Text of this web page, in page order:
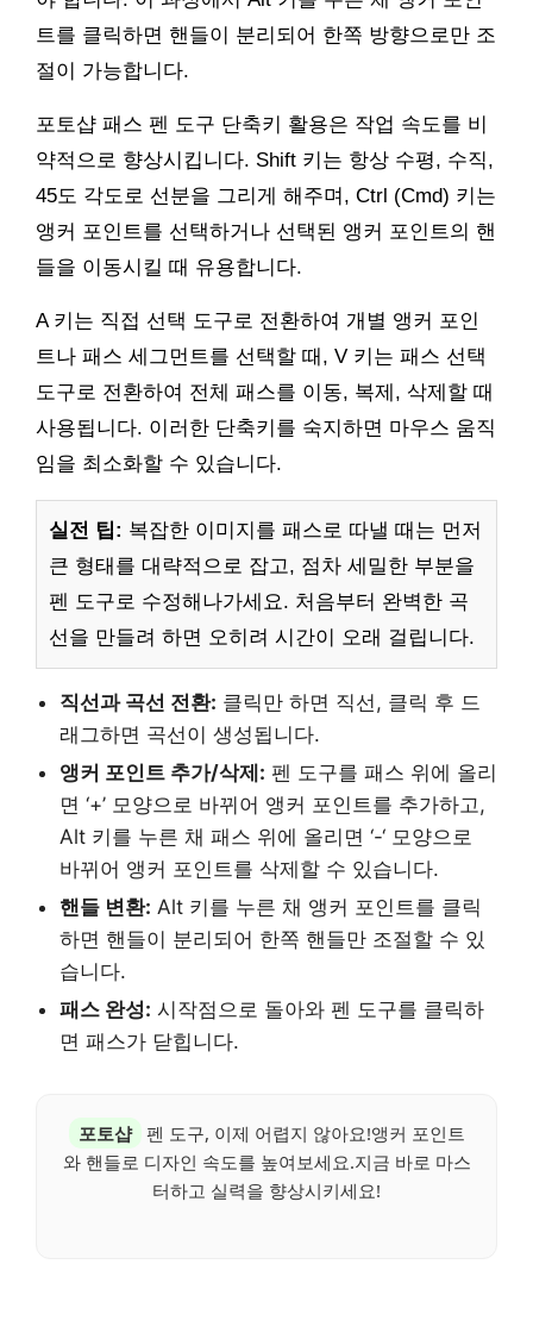
트를 클릭하면 핸들이 분리되어 한쪽 방향으로만 조
절이 가능합니다.
포토샵 패스 펜 도구 단축키 활용은 작업 속도를 비
약적으로 향상시킵니다. Shift 키는 항상 수평, 수직,
45도 각도로 선분을 그리게 해주며, Ctrl (Cmd) 키는
앵커 포인트를 선택하거나 선택된 앵커 포인트의 핸
들을 이동시킬 때 유용합니다.
A 키는 직접 선택 도구로 전환하여 개별 앵커 포인
트나 패스 세그먼트를 선택할 때, V 키는 패스 선택
도구로 전환하여 전체 패스를 이동, 복제, 삭제할 때
사용됩니다. 이러한 단축키를 숙지하면 마우스 움직
임을 최소화할 수 있습니다.
실전 팁: 복잡한 이미지를 패스로 따낼 때는 먼저
큰 형태를 대략적으로 잡고, 점차 세밀한 부분을
펜 도구로 수정해나가세요. 처음부터 완벽한 곡
선을 만들려 하면 오히려 시간이 오래 걸립니다.
직선과 곡선 전환: 클릭만 하면 직선, 클릭 후 드
래그하면 곡선이 생성됩니다.
앵커 포인트 추가/삭제: 펜 도구를 패스 위에 올리
면 ‘+’ 모양으로 바뀌어 앵커 포인트를 추가하고,
Alt 키를 누른 채 패스 위에 올리면 ‘-‘ 모양으로
바뀌어 앵커 포인트를 삭제할 수 있습니다.
핸들 변환: Alt 키를 누른 채 앵커 포인트를 클릭
하면 핸들이 분리되어 한쪽 핸들만 조절할 수 있
습니다.
패스 완성: 시작점으로 돌아와 펜 도구를 클릭하
면 패스가 닫힙니다.
포토샵
펜 도구, 이제 어렵지 않아요!앵커 포인트
와 핸들로 디자인 속도를 높여보세요.지금 바로 마스
터하고 실력을 향상시키세요!